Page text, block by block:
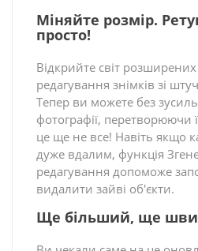
Міняйте розмір.
просто!
Відкрийте світ
редагування знімків зі
Тепер ви можете без
фотографії, перетворюючи
це ще не все! Навіть якщо
дуже вдалим, функція
редагування допоможе
видалити зайві об'єкти.
Ще більший, ще